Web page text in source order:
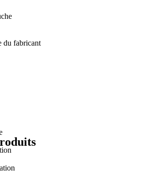
du fabricant